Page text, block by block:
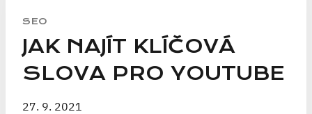
SEO
JAK NAJÍT KLÍČOVÁ
SLOVA PRO YOUTUBE
27. 9. 2021